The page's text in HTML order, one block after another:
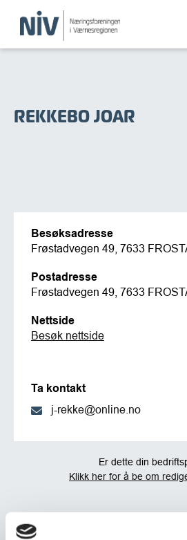
REKKEBO JOAR
Besøksadresse
Frøstadvegen 49, 7633
Postadresse
Frøstadvegen 49, 7633
Nettside
Besøk nettside
Ta kontakt
j-rekke@online.no
Er dette din
Klikk her for å be om